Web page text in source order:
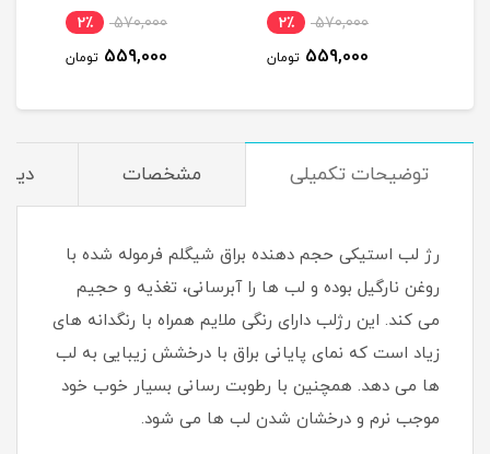
570,000 2٪
559,000 تومان
570,000 2٪
559,000 تومان
توضیحات تکمیلی مشخصات
رژ لب استیکی حجم دهنده براق شیگلم فرموله شده با
روغن نارگیل بوده و لب ها را آبرسانی، تغذیه و حجیم
می کند. این رژلب دارای رنگی ملایم همراه با رنگدانه های
زیاد است که نمای پایانی براق با درخشش زیبایی به لب
ها می دهد. همچنین با رطوبت رسانی بسیار خوب خود
موجب نرم و درخشان شدن لب ها می شود.